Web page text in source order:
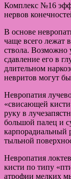
Комплекс №16
нервов
В основе
чаще всего лежат
ствола. Возможно
сдавление его в
длительном
невритов могут
Невропатия
«свисающей
руку в
большой палец и
карпорадиальный
тыльной
Невропатия
кисти по типу
атрофии мелких